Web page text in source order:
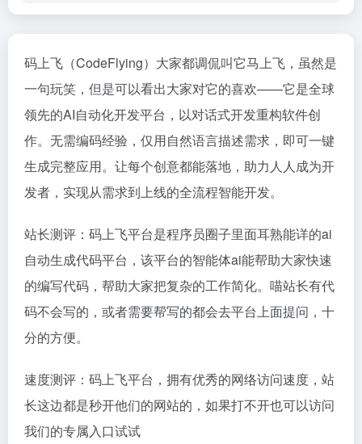
码上飞（CodeFlying）大家都调侃叫它马上飞，虽然是
一句玩笑，但是可以看出大家对它的喜欢——它是全球
领先的AI自动化开发平台，以对话式开发重构软件创
作。无需编码经验，仅用自然语言描述需求，即可一键
生成完整应用。让每个创意都能落地，助力人人成为开
发者，实现从需求到上线的全流程智能开发。
站长测评：码上飞平台是程序员圈子里面耳熟能详的ai
自动生成代码平台，该平台的智能体ai能帮助大家快速
的编写代码，帮助大家把复杂的工作简化。喵站长有代
码不会写的，或者需要帮写的都会去平台上面提问，十
分的方便。
速度测评：码上飞平台，拥有优秀的网络访问速度，站
长这边都是秒开他们的网站的，如果打不开也可以访问
我们的专属入口试试